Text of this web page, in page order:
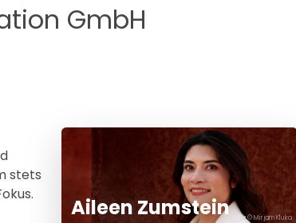
GmbH
stets
© Mirjam Kluka
Aileen Zumstein